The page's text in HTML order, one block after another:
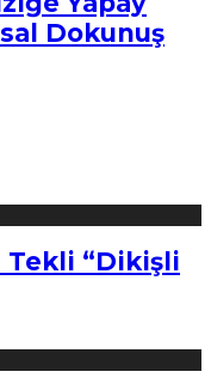
Dokunuş
Tekli “Dikişli